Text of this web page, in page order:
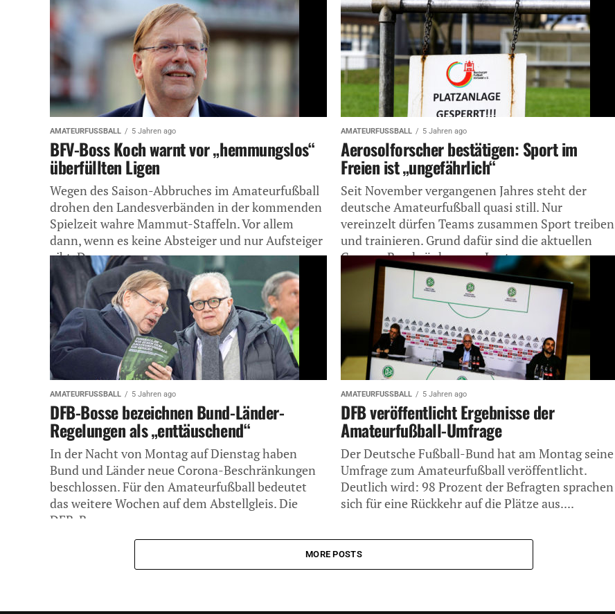
AMATEURFUSSBALL 5 Jahren ago
BFV-Boss Koch warnt vor „hemmungslos“
überfüllten Ligen
Wegen des Saison-Abbruches im Amateurfußball
drohen den Landesverbänden in der kommenden
Spielzeit wahre Mammut-Staffeln. Vor allem
dann, wenn es keine Absteiger und nur Aufsteiger
gibt. Davor...
AMATEURFUSSBALL 5 Jahren ago
Aerosolforscher bestätigen: Sport im
Freien ist „ungefährlich“
Seit November vergangenen Jahres steht der
deutsche Amateurfußball quasi still. Nur
vereinzelt dürfen Teams zusammen Sport treiben
und trainieren. Grund dafür sind die aktuellen
Corona-Beschränkungen. Laut...
AMATEURFUSSBALL 5 Jahren ago
DFB-Bosse bezeichnen Bund-Länder-
Regelungen als „enttäuschend“
In der Nacht von Montag auf Dienstag haben
Bund und Länder neue Corona-Beschränkungen
beschlossen. Für den Amateurfußball bedeutet
das weitere Wochen auf dem Abstellgleis. Die
DFB-Bosse...
AMATEURFUSSBALL 5 Jahren ago
DFB veröffentlicht Ergebnisse der
Amateurfußball-Umfrage
Der Deutsche Fußball-Bund hat am Montag seine
Umfrage zum Amateurfußball veröffentlicht.
Deutlich wird: 98 Prozent der Befragten sprachen
sich für eine Rückkehr auf die Plätze aus....
MORE POSTS